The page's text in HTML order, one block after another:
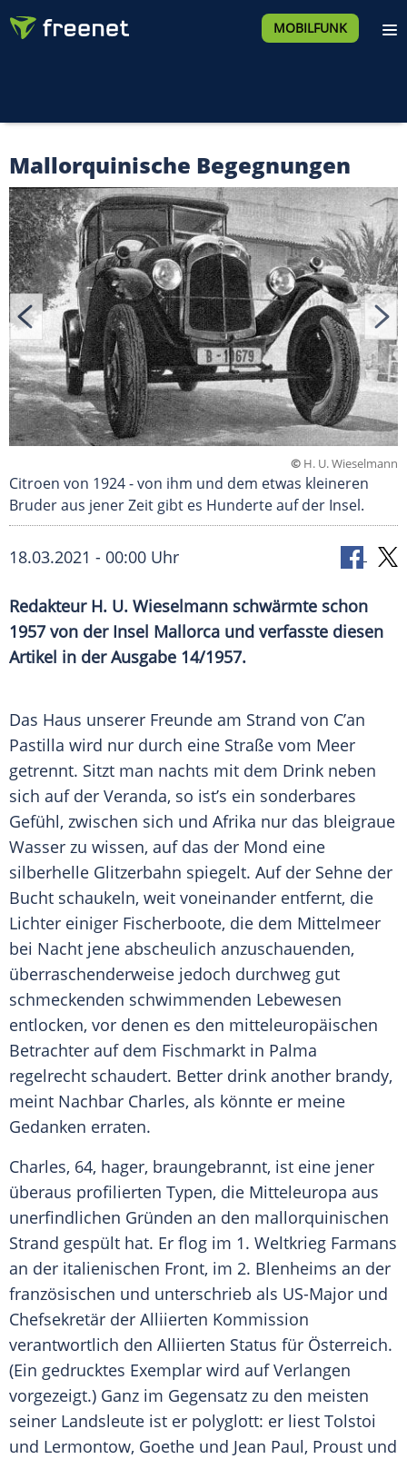
MOBILFUNK
Mallorquinische Begegnungen
© H. U. Wieselmann
Citroen von 1924 - von ihm und dem etwas kleineren
Bruder aus jener Zeit gibt es Hunderte auf der Insel.
18.03.2021 - 00:00 Uhr
Redakteur H. U. Wieselmann schwärmte schon
1957 von der Insel Mallorca und verfasste diesen
Artikel in der Ausgabe 14/1957.
Das Haus unserer Freunde am Strand von C’an
Pastilla wird nur durch eine Straße vom Meer
getrennt. Sitzt man nachts mit dem Drink neben
sich auf der Veranda, so ist’s ein sonderbares
Gefühl, zwischen sich und Afrika nur das bleigraue
Wasser zu wissen, auf das der Mond eine
silberhelle Glitzerbahn spiegelt. Auf der Sehne der
Bucht schaukeln, weit voneinander entfernt, die
Lichter einiger Fischerboote, die dem Mittelmeer
bei Nacht jene abscheulich anzuschauenden,
überraschenderweise jedoch durchweg gut
schmeckenden schwimmenden Lebewesen
entlocken, vor denen es den mitteleuropäischen
Betrachter auf dem Fischmarkt in Palma
regelrecht schaudert. Better drink another brandy,
meint Nachbar Charles, als könnte er meine
Gedanken erraten.
Charles, 64, hager, braungebrannt, ist eine jener
überaus profilierten Typen, die Mitteleuropa aus
unerfindlichen Gründen an den mallorquinischen
Strand gespült hat. Er flog im 1. Weltkrieg Farmans
an der italienischen Front, im 2. Blenheims an der
französischen und unterschrieb als US-Major und
Chefsekretär der Alliierten Kommission
verantwortlich den Alliierten Status für Österreich.
(Ein gedrucktes Exemplar wird auf Verlangen
vorgezeigt.) Ganz im Gegensatz zu den meisten
seiner Landsleute ist er polyglott: er liest Tolstoi
und Lermontow, Goethe und Jean Paul, Proust und